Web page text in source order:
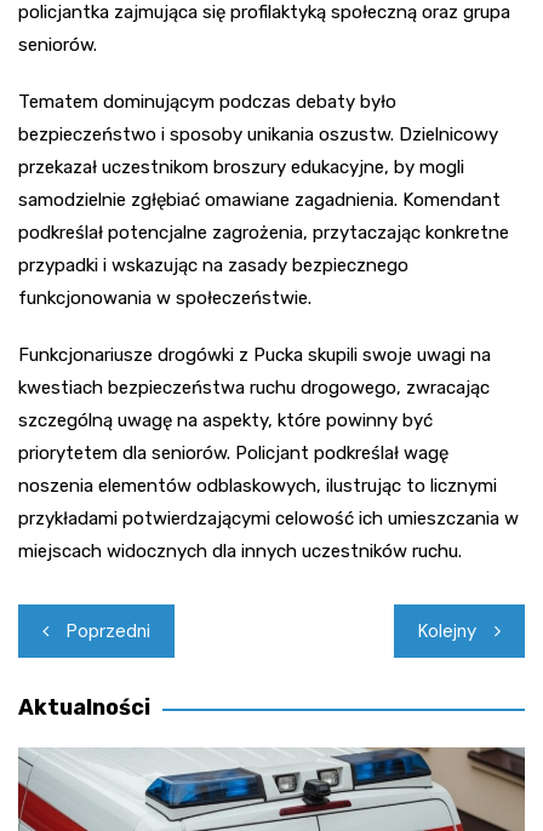
policjantka zajmująca się profilaktyką społeczną oraz grupa
seniorów.
Tematem dominującym podczas debaty było
bezpieczeństwo i sposoby unikania oszustw. Dzielnicowy
przekazał uczestnikom broszury edukacyjne, by mogli
samodzielnie zgłębiać omawiane zagadnienia. Komendant
podkreślał potencjalne zagrożenia, przytaczając konkretne
przypadki i wskazując na zasady bezpiecznego
funkcjonowania w społeczeństwie.
Funkcjonariusze drogówki z Pucka skupili swoje uwagi na
kwestiach bezpieczeństwa ruchu drogowego, zwracając
szczególną uwagę na aspekty, które powinny być
priorytetem dla seniorów. Policjant podkreślał wagę
noszenia elementów odblaskowych, ilustrując to licznymi
przykładami potwierdzającymi celowość ich umieszczania w
miejscach widocznych dla innych uczestników ruchu.
Nawigacja
wpisu
Poprzedni Kolejny
Aktualności